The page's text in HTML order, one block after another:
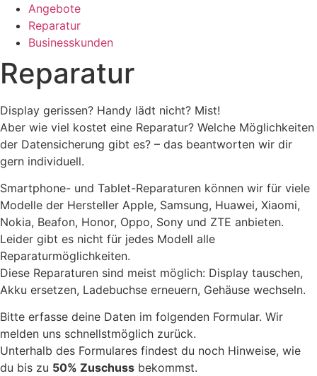
Angebote
Reparatur
Businesskunden​
Reparatur
Display gerissen? Handy lädt nicht? Mist!
Aber wie viel kostet eine Reparatur? Welche Möglichkeiten
der Datensicherung gibt es? – das beantworten wir dir
gern individuell.
Smartphone- und Tablet-Reparaturen können wir für viele
Modelle der Hersteller Apple, Samsung, Huawei, Xiaomi,
Nokia, Beafon, Honor, Oppo, Sony und ZTE anbieten.
Leider gibt es nicht für jedes Modell alle
Reparaturmöglichkeiten.
Diese Reparaturen sind meist möglich: Display tauschen,
Akku ersetzen, Ladebuchse erneuern, Gehäuse wechseln.
Bitte erfasse deine Daten im folgenden Formular. Wir
melden uns schnellstmöglich zurück.
Unterhalb des Formulares findest du noch Hinweise, wie
du bis zu 50% Zuschuss bekommst.